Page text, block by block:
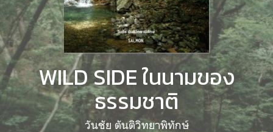
WILD SIDE ในนามของ
ธรรมชาติ
วันชัย ตันติวิทยาพิทักษ์